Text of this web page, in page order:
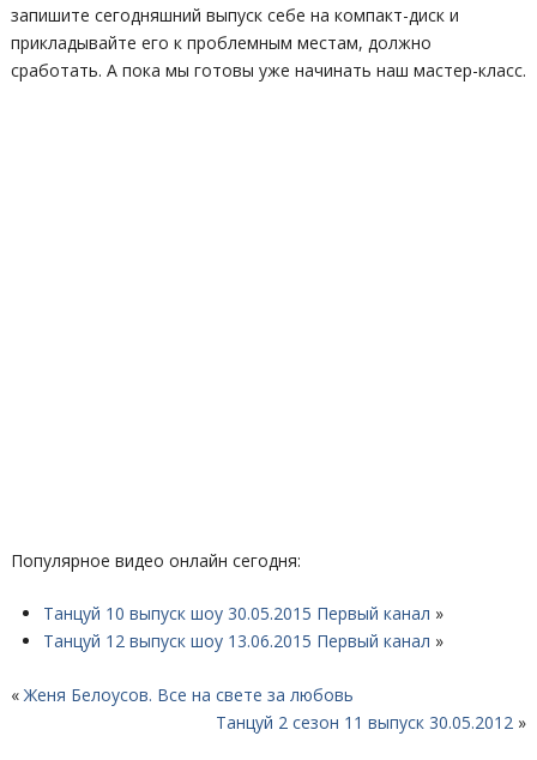
запишите сегодняшний выпуск себе на компакт-диск и
прикладывайте его к проблемным местам, должно
сработать. А пока мы готовы уже начинать наш мастер-класс.
Популярное видео онлайн сегодня:
Танцуй 10 выпуск шоу 30.05.2015 Первый канал »
Танцуй 12 выпуск шоу 13.06.2015 Первый канал »
« Женя Белоусов. Все на свете за любовь
Танцуй 2 сезон 11 выпуск 30.05.2012 »